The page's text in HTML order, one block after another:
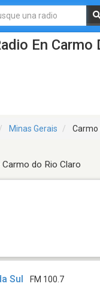
En
Minas Gerais Carmo
do Rio Claro
Sul FM 100.7